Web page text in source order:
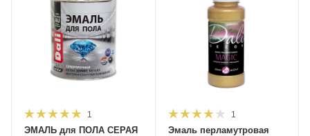
1
ЭМАЛЬ для ПОЛА СЕРАЯ
1
Эмаль перламутровая